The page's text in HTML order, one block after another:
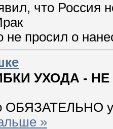
что Россия
не просил о
УХОДА -
ОБЯЗАТЕЛЬНО
»